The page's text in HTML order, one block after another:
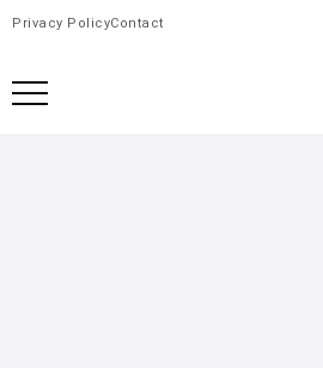
Privacy PolicyContact